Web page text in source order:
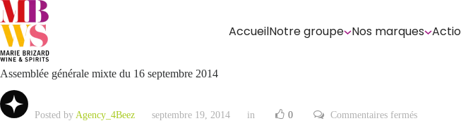
AccueilNotre groupe Nos marques
Assemblée générale mixte du 16 septembre 2014
Posted by Agency_4Beez septembre 19, 2014 in 0 Commentaires ferméssur